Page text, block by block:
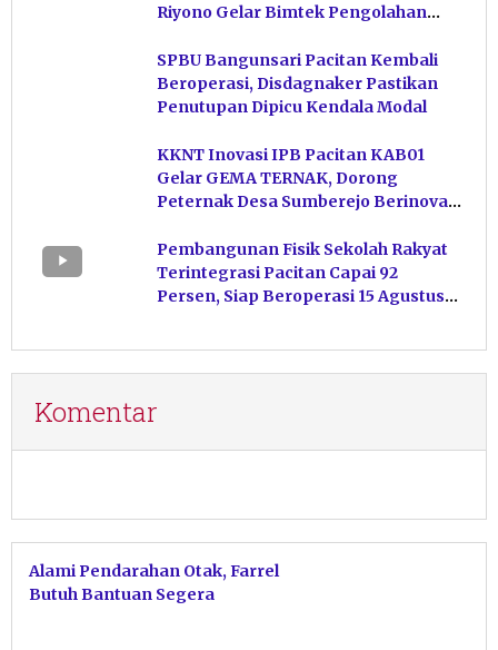
Riyono Gelar Bimtek Pengolahan
SPBU Bangunsari Pacitan Kembali
Beroperasi, Disdagnaker Pastikan
Penutupan Dipicu Kendala Modal
KKNT Inovasi IPB Pacitan KAB01
Gelar GEMA TERNAK, Dorong
Peternak Desa Sumberejo Berinovasi
Pembangunan Fisik Sekolah Rakyat
Terintegrasi Pacitan Capai 92
Persen, Siap Beroperasi 15 Agustus
Komentar
Alami Pendarahan Otak, Farrel
Butuh Bantuan Segera